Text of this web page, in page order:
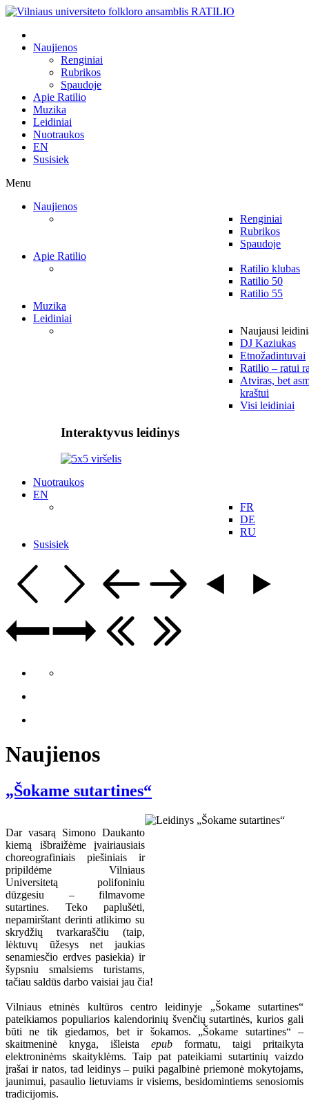
Naujienos
Renginiai
Rubrikos
Spaudoje
Apie Ratilio
Muzika
Leidiniai
Nuotraukos
EN
Susisiek
Menu
Naujienos
Renginiai
Rubrikos
Spaudoje
Apie Ratilio
Ratilio klubas
Ratilio 50
Ratilio 55
Muzika
Leidiniai
Naujausi
DJ Kaziukas
Etnožadintuvai
Ratilio – ratui
Atviras, bet
kraštui
Visi leidiniai
Interaktyvus leidinys
Nuotraukos
EN
FR
DE
RU
Susisiek
Naujienos
„Šokame sutartines“
Dar vasarą Simono Daukanto
kiemą išbraižėme įvairiausiais
choreografiniais piešiniais ir
pripildėme Vilniaus
Universitetą polifoniniu
dūzgesiu – filmavome
sutartines. Teko paplušėti,
nepamirštant derinti atlikimo su
skrydžių tvarkaraščiu (taip,
lėktuvų ūžesys net jaukias
senamiesčio erdves pasiekia) ir
šypsniu smalsiems turistams,
tačiau saldūs darbo vaisiai jau čia!
Vilniaus etninės kultūros centro leidinyje „Šokame sutartines“
pateikiamos populiarios kalendorinių švenčių sutartinės, kurios gali
būti ne tik giedamos, bet ir šokamos. „Šokame sutartines“ –
skaitmeninė knyga, išleista epub formatu, taigi pritaikyta
elektroninėms skaityklėms. Taip pat pateikiami sutartinių vaizdo
įrašai ir natos, tad leidinys – puiki pagalbinė priemonė mokytojams,
jaunimui, pasaulio lietuviams ir visiems, besidomintiems senosiomis
tradicijomis.